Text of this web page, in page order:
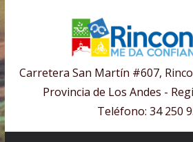
Carretera San Martín #607,
Provincia de Los Andes -
Teléfono: 34 250